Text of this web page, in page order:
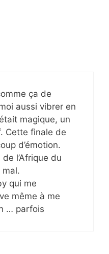
ça de
aussi vibrer en
magique, un
Cette finale de
d’émotion.
l’Afrique du
mal.
qui me
même à me
… parfois